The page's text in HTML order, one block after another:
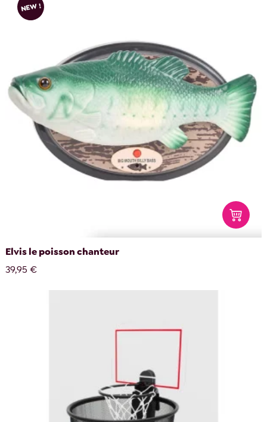
NEW !
Elvis le poisson chanteur
39,95 €